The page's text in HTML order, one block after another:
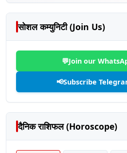
सोशल कम्युनिटी (Join Us)
💬Join our
📢Subscribe
दैनिक राशिफल (Horoscope)